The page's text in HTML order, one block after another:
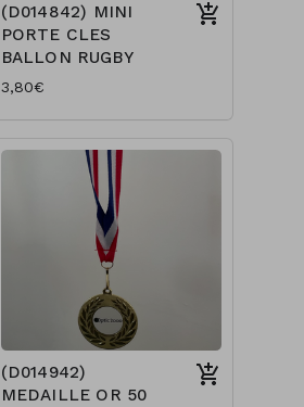
(D014842) MINI
PORTE CLES
BALLON RUGBY
3,80€
(D014942)
MEDAILLE OR 50